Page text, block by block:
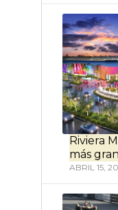
Riviera
más
ABRIL 15,